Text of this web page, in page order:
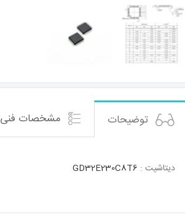
توضیحات مشخصات فنی
دیتاشیت : GD32E230C8T6